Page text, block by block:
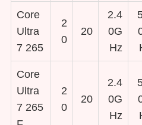
Core
Ultra
7 265
2
0
20
2.4
0G
Hz
Core
Ultra
7 265
2
0
20
2.4
0G
Hz